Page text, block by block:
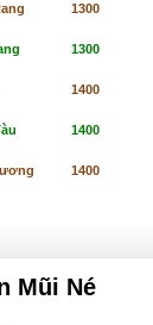
1300
1300
1400
1400
1400
Mũi Né